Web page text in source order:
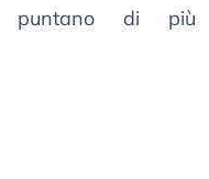
puntano di più